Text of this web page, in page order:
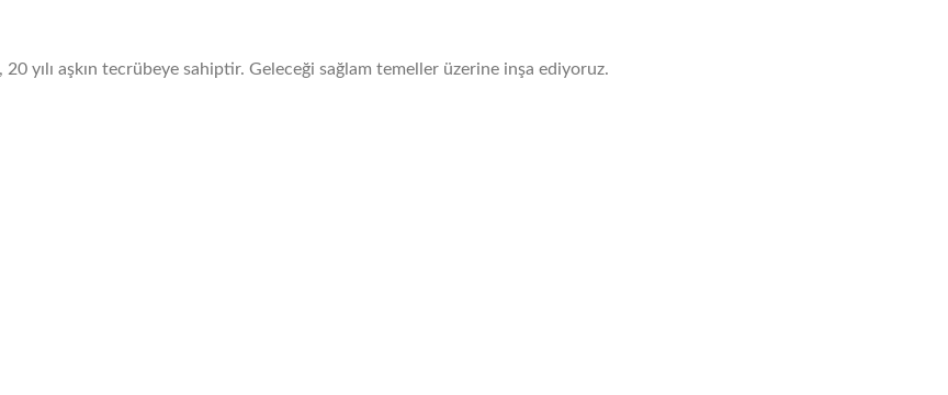
yılı aşkın tecrübeye sahiptir. Geleceği sağlam temeller üzerine inşa ediyoruz.